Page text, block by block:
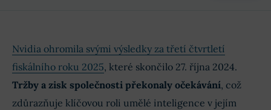
Nvidia ohromila svými výsledky za třetí čtvrtletí
fiskálního roku 2025, které skončilo 27. října 2024.
Tržby a zisk společnosti překonaly očekávání, což
zdůrazňuje klíčovou roli umělé inteligence v jejím